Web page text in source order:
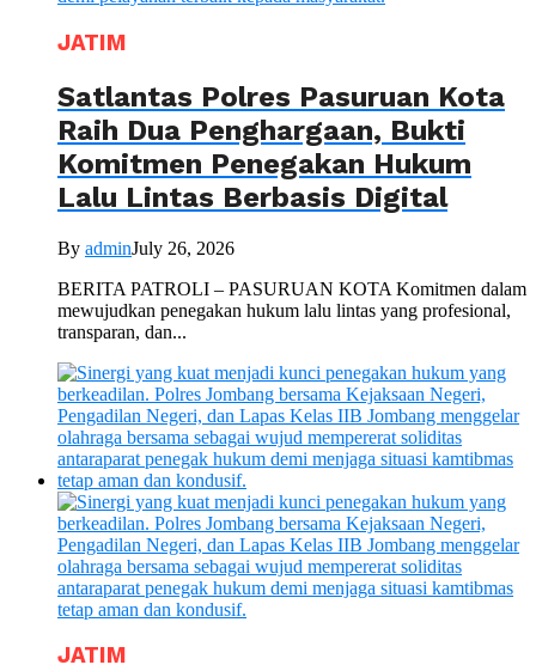
JATIM
Satlantas Polres Pasuruan Kota
Raih Dua Penghargaan, Bukti
Komitmen Penegakan Hukum
Lalu Lintas Berbasis Digital
By adminJuly 26, 2026
BERITA PATROLI – PASURUAN KOTA Komitmen dalam
mewujudkan penegakan hukum lalu lintas yang profesional,
transparan, dan...
JATIM